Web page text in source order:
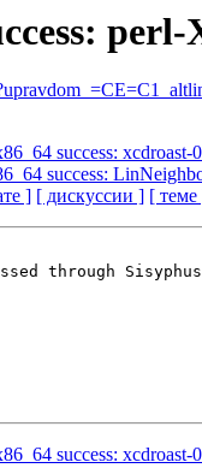
success: xcdroast-
success:
] [ дискуссии ] [ теме
through
success: xcdroast-